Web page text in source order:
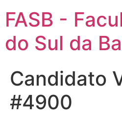
FASB -
do Sul da
Candidato
#4900